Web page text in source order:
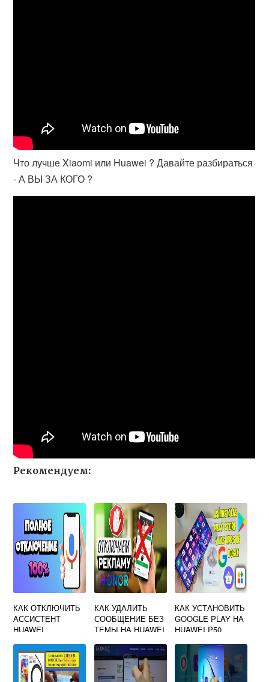
Что лучше Xiaomi или Huawei ? Давайте разбираться
- А ВЫ ЗА КОГО ?
Рекомендуем:
КАК ОТКЛЮЧИТЬ
АССИСТЕНТ
HUAWEI
КАК УДАЛИТЬ
СООБЩЕНИЕ БЕЗ
ТЕМЫ НА HUAWEI
КАК УСТАНОВИТЬ
GOOGLE PLAY НА
HUAWEI P50